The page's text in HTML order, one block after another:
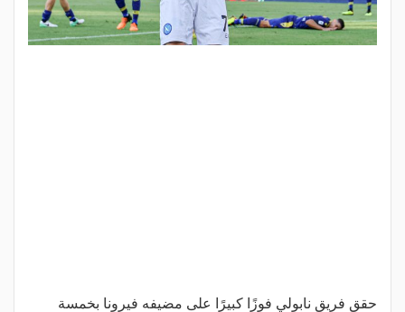
حقق فريق نابولي فوزًا كبيرًا على مضيفه فيرونا بخمسة